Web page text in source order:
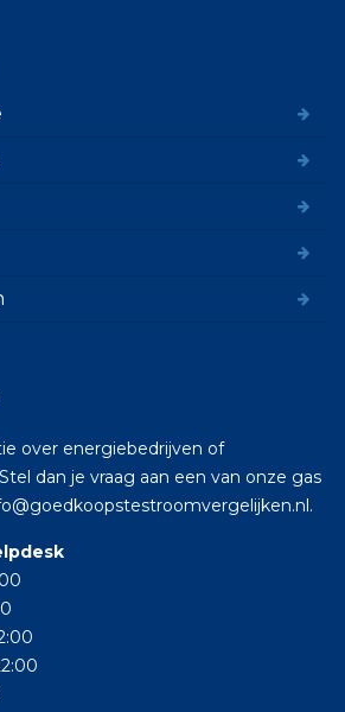
over energiebedrijven of
dan je vraag aan een van onze gas